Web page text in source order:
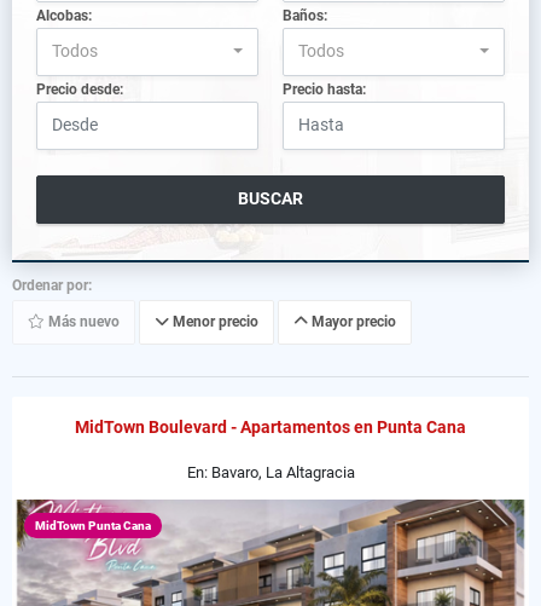
Alcobas:
Todos
Baños:
Todos
Precio desde: Precio hasta:
BUSCAR
Ordenar por:
Más nuevo Menor precio Mayor precio
MidTown Boulevard - Apartamentos en Punta Cana
En: Bavaro, La Altagracia
MidTown Punta Cana